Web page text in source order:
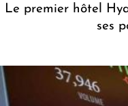
Le premier hôtel
ses